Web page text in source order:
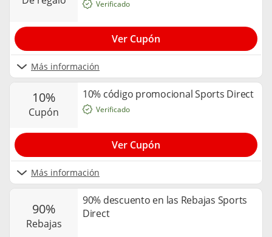
Más información
Verificado
Ver Cupón
10%
cupón
10% código promocional Sports Direct
Más información
Verificado
Ver Cupón
90%
rebajas
90% descuento en las Rebajas Sports
Direct